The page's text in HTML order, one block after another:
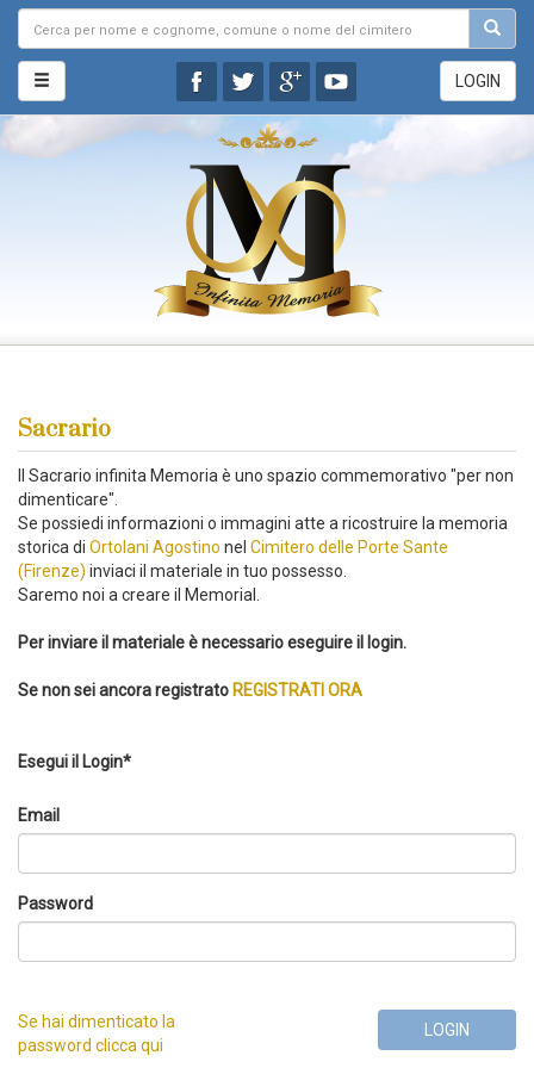
LOGIN
Sacrario
Il Sacrario infinita Memoria è uno spazio commemorativo "per non
dimenticare".
Se possiedi informazioni o immagini atte a ricostruire la memoria
storica di Ortolani Agostino nel Cimitero delle Porte Sante
(Firenze) inviaci il materiale in tuo possesso.
Saremo noi a creare il Memorial.
Per inviare il materiale è necessario eseguire il login.
Se non sei ancora registrato REGISTRATI ORA
Esegui il Login*
Email
Password
Se hai dimenticato la
password clicca qui
LOGIN